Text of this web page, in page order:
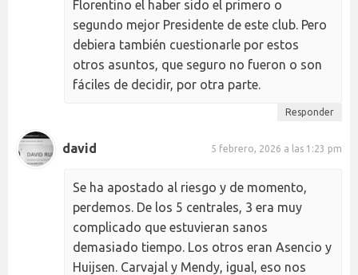
Florentino el haber sido el primero o
segundo mejor Presidente de este club. Pero
debiera también cuestionarle por estos
otros asuntos, que seguro no fueron o son
fáciles de decidir, por otra parte.
Responder
david 5 febrero, 2026 a las 1:23 pm
Se ha apostado al riesgo y de momento,
perdemos. De los 5 centrales, 3 era muy
complicado que estuvieran sanos
demasiado tiempo. Los otros eran Asencio y
Huijsen. Carvajal y Mendy, igual, eso nos